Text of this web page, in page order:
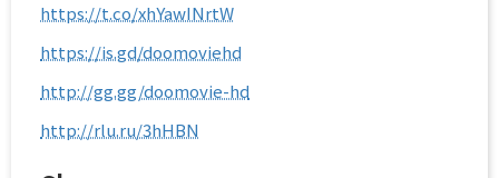
https://t.co/xhYawINrtW
https://is.gd/doomoviehd
http://gg.gg/doomovie-hd
http://rlu.ru/3hHBN